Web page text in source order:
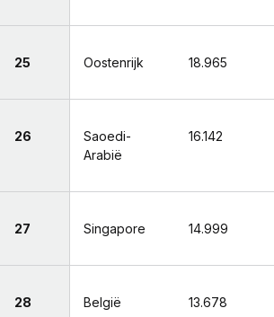
25 Oostenrijk 18.965
26
Saoedi-
Arabië
16.142
27 Singapore 14.999
28 België 13.678